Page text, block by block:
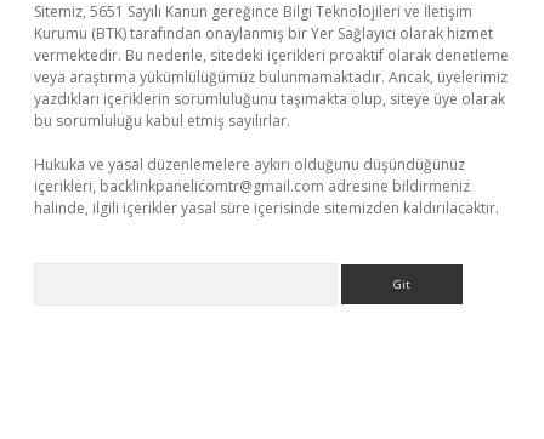
Sitemiz, 5651 Sayılı Kanun gereğince Bilgi Teknolojileri ve İletişim
Kurumu (BTK) tarafından onaylanmış bir Yer Sağlayıcı olarak hizmet
vermektedir. Bu nedenle, sitedeki içerikleri proaktif olarak denetleme
veya araştırma yükümlülüğümüz bulunmamaktadır. Ancak, üyelerimiz
yazdıkları içeriklerin sorumluluğunu taşımakta olup, siteye üye olarak
bu sorumluluğu kabul etmiş sayılırlar.
Hukuka ve yasal düzenlemelere aykırı olduğunu düşündüğünüz
içerikleri, backlinkpanelicomtr@gmail.com adresine bildirmeniz
halinde, ilgili içerikler yasal süre içerisinde sitemizden kaldırılacaktır.